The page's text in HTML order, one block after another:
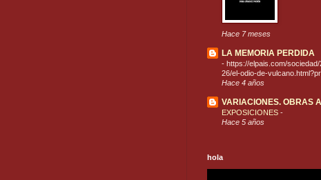
Hace 7 meses
LA MEMORIA PERDIDA
- https://elpais.com/
26/el-odio-de-
Hace 4 años
VARIACIONES. OBRAS
EXPOSICIONES -
Hace 5 años
hola